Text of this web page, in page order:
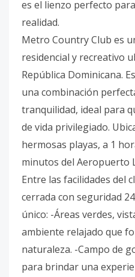
es el lienzo perfecto
realidad.
Metro Country Club es
residencial y recreativo
República Dominicana.
una combinación
tranquilidad, ideal para
de vida privilegiado.
hermosas playas, a 1
minutos del Aeropuerto
Entre las facilidades del
cerrada con seguridad
único: -Áreas verdes,
ambiente relajado que
naturaleza. -Campo de
para brindar una